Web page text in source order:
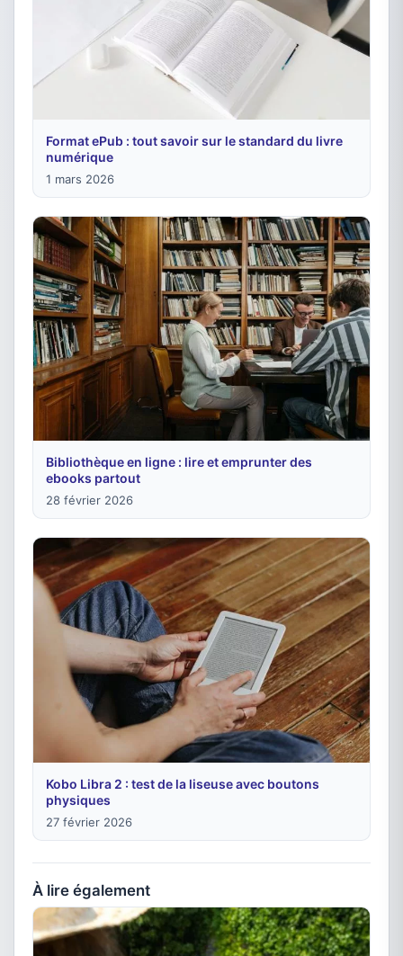
Format ePub : tout savoir sur le standard du livre
numérique
1 mars 2026
Bibliothèque en ligne : lire et emprunter des
ebooks partout
28 février 2026
Kobo Libra 2 : test de la liseuse avec boutons
physiques
27 février 2026
À lire également